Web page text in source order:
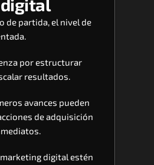
digital
de partida, el nivel de
por estructurar
resultados.
avances pueden
de adquisición
digital estén